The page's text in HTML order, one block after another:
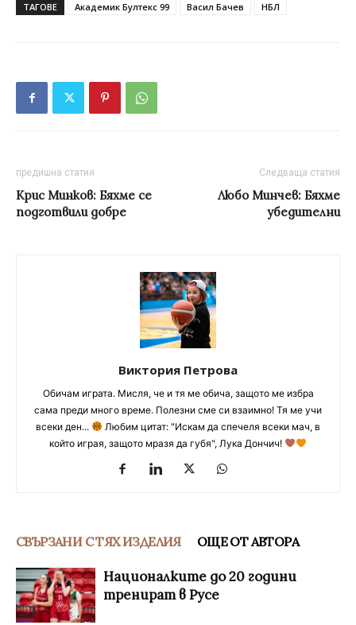
ТАГОВЕ Академик Бултекс 99 Васил Бачев НБЛ
предишна статия
Крис Минков: Бяхме се
подготвили добре
Следваща статия
Любо Минчев: Бяхме
убедителни
Виктория Петрова
Обичам играта. Мисля, че и тя ме обича, защото ме избра
сама преди много време. Полезни сме си взаимно! Тя ме учи
всеки ден...
Любим цитат: "Искам да спечеля всеки мач, в
който играя, защото мразя да губя", Лука Дончич!
СВЪРЗАНИ С ТЯХ ИЗДЕЛИЯ ОЩЕ ОТ АВТОРА
Националките до 20 години
тренират в Русе